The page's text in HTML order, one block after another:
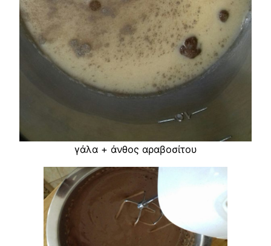
γάλα + άνθος αραβοσίτου